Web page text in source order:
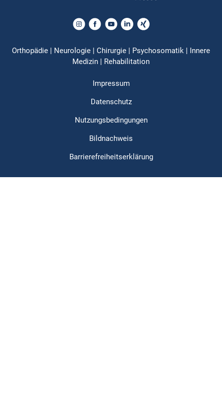
Orthopädie | Neurologie | Chirurgie | Psychosomatik | Innere
Medizin | Rehabilitation
Impressum
Datenschutz
Nutzungsbedingungen
Bildnachweis
Barrierefreiheitserklärung